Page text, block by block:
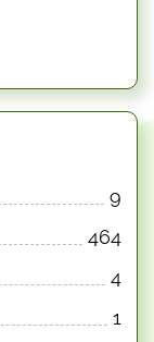
9
464
4
1